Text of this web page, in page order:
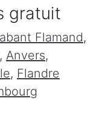
gratuit
Flamand,
, Anvers,
, Flandre